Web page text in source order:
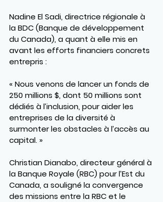
Nadine El Sadi, directrice régionale à
la BDC (Banque de développement
du Canada), a quant à elle mis en
avant les efforts financiers concrets
entrepris :
« Nous venons de lancer un fonds de
250 millions $, dont 50 millions sont
dédiés à l’inclusion, pour aider les
entreprises de la diversité à
surmonter les obstacles à l’accès au
capital. »
Christian Dianabo, directeur général à
la Banque Royale (RBC) pour l’Est du
Canada, a souligné la convergence
des missions entre la RBC et le